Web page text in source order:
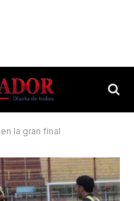
la gran final